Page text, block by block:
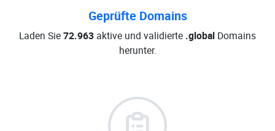
Geprüfte Domains
Laden Sie72.963 aktive und validierte .global Domains
herunter.